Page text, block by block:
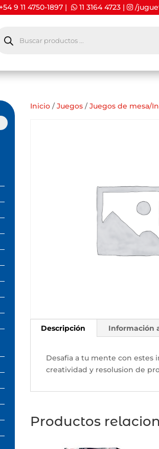
9 11 4750-1897 | 11 3164 4723| /
Inicio /Juegos /Juegos de mesa/
Descripción Información
Desafia a tu mente con estes
creatividad y resolusion de
Productos